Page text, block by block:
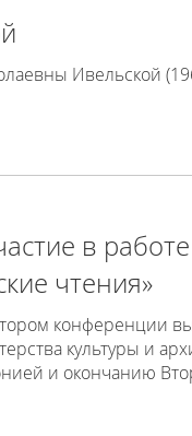
Ивельской
в
чтения»
конференции
культуры и
и окончанию